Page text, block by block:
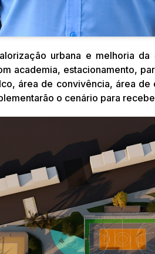
urbana e melhoria
academia, estacionamento,
área de convivência, área de
o cenário para